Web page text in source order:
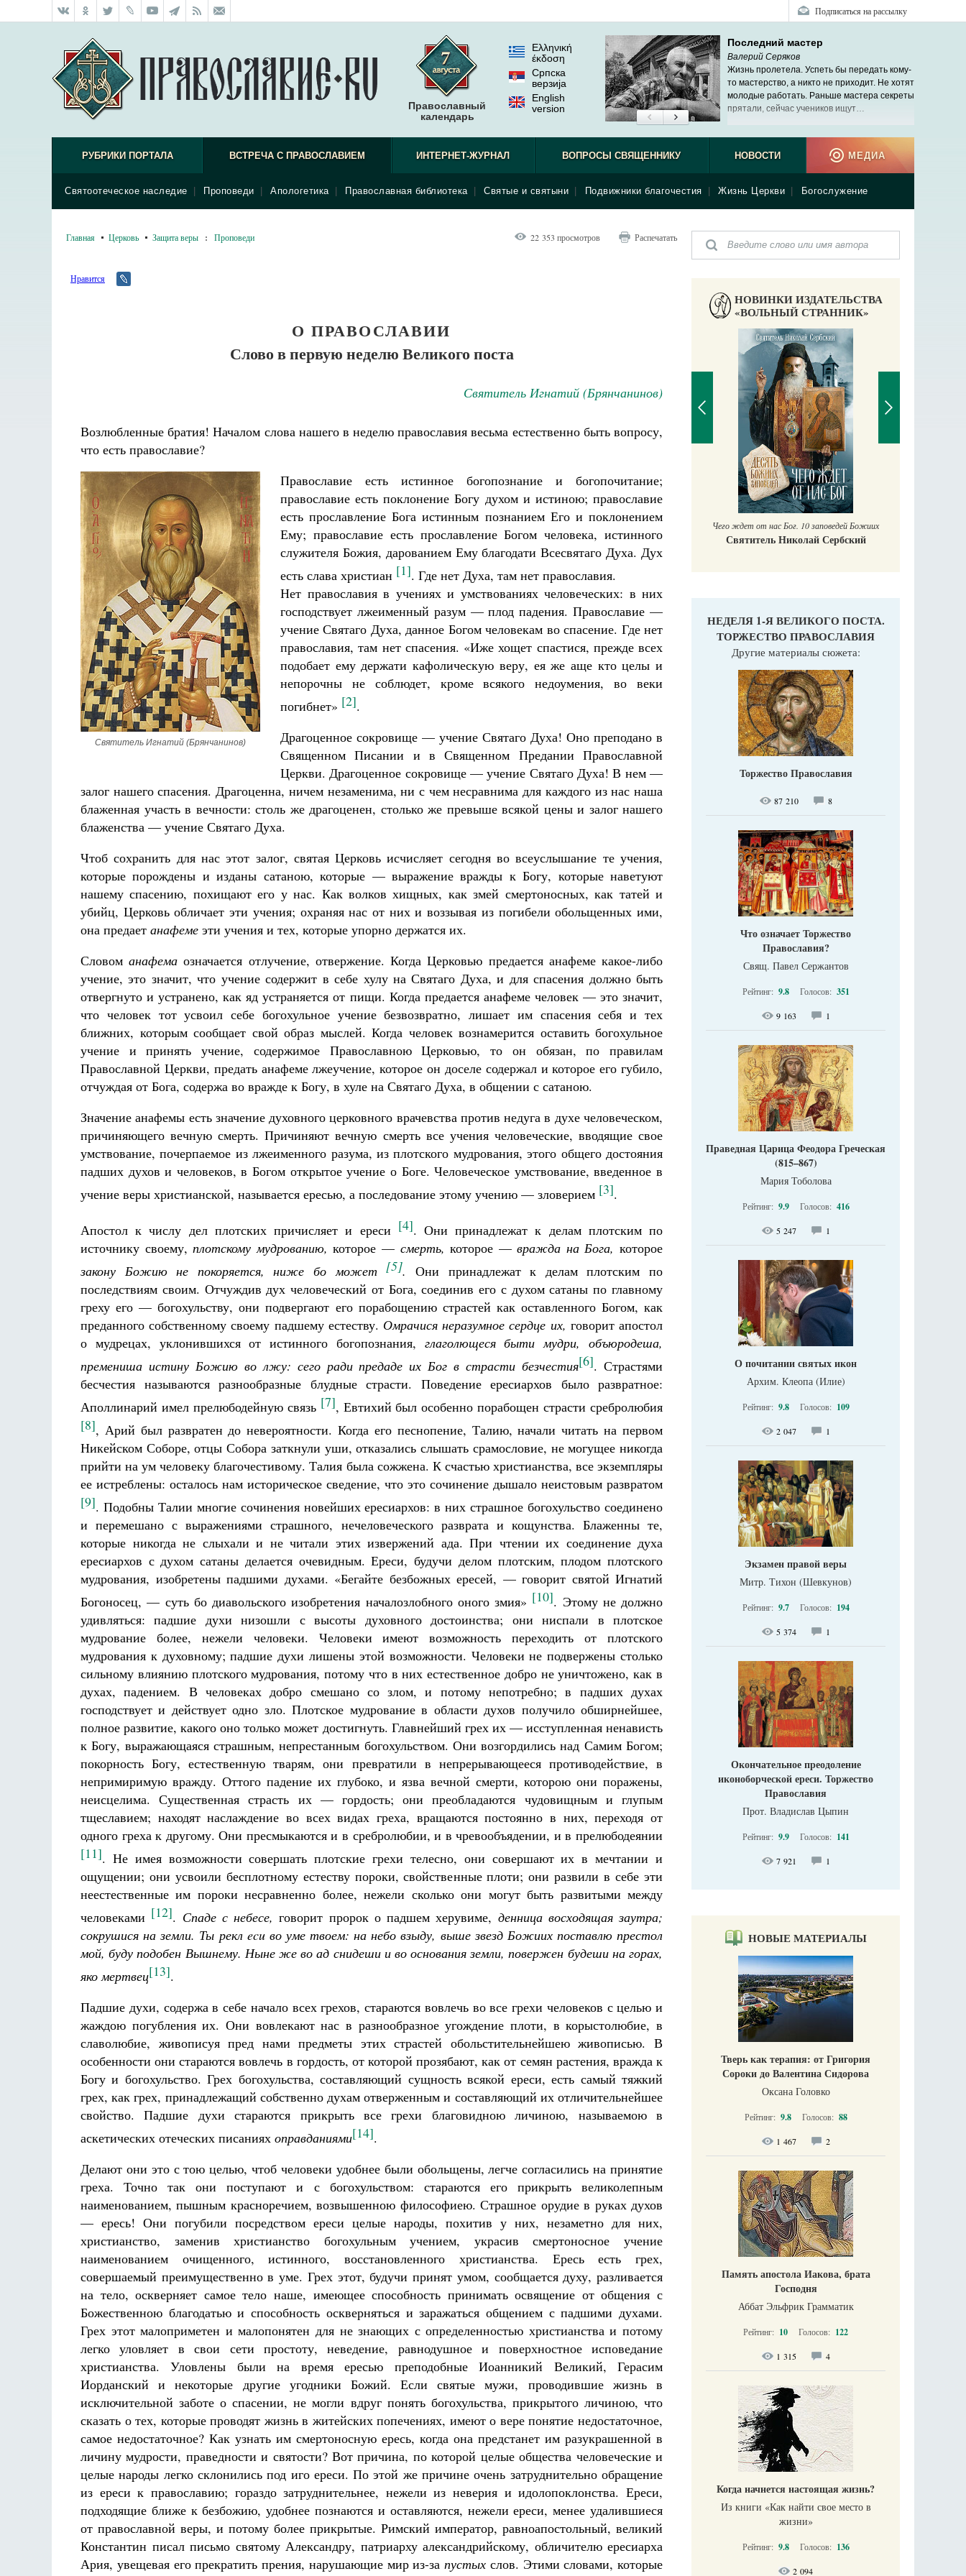
Подписаться на рассылку
Православный
календарь
Ελληνική
έκδοση
Српска
верзиjа
English
version
Последний мастер
Валерий Серяков
Жизнь пролетела. Успеть бы передать кому-
то мастерство, а никто не приходит. Не хотят
молодые работать. Раньше мастера секреты
прятали, сейчас учеников ищут…
РУБРИКИ ПОРТАЛА ВСТРЕЧА С ПРАВОСЛАВИЕМ
Святоотеческое наследие Проповеди Апологетика Православная библиотека Святые и святыни Подвижники благочестия Жизнь Церкви Богослужение
ИНТЕРНЕТ-ЖУРНАЛ ВОПРОСЫ СВЯЩЕННИКУ НОВОСТИ МЕДИА
Главная Церковь Защита веры : Проповеди 22 353 просмотров Распечатать
Нравится
О ПРАВОСЛАВИИ
Слово в первую неделю Великого поста
Святитель Игнатий (Брянчанинов)
Возлюбленные братия! Началом слова нашего в неделю православия весьма естественно быть вопросу,
что есть православие?
Святитель Игнатий (Брянчанинов)
Православие есть истинное богопознание и богопочитание;
православие есть поклонение Богу духом и истиною; православие
есть прославление Бога истинным познанием Его и поклонением
Ему; православие есть прославление Богом человека, истинного
служителя Божия, дарованием Ему благодати Всесвятаго Духа. Дух
есть слава христиан [1]. Где нет Духа, там нет православия.
Нет православия в учениях и умствованиях человеческих: в них
господствует лжеименный разум — плод падения. Православие —
учение Святаго Духа, данное Богом человекам во спасение. Где нет
православия, там нет спасения. «Иже хощет спастися, прежде всех
подобает ему держати кафолическую веру, ея же аще кто целы и
непорочны не соблюдет, кроме всякого недоумения, во веки
погибнет» [2].
Драгоценное сокровище — учение Святаго Духа! Оно преподано в
Священном Писании и в Священном Предании Православной
Церкви. Драгоценное сокровище — учение Святаго Духа! В нем —
залог нашего спасения. Драгоценна, ничем незаменима, ни с чем несравнима для каждого из нас наша
блаженная участь в вечности: столь же драгоценен, столько же превыше всякой цены и залог нашего
блаженства — учение Святаго Духа.
Чтоб сохранить для нас этот залог, святая Церковь исчисляет сегодня во всеуслышание те учения,
которые порождены и изданы сатаною, которые — выражение вражды к Богу, которые наветуют
нашему спасению, похищают его у нас. Как волков хищных, как змей смертоносных, как татей и
убийц, Церковь обличает эти учения; охраняя нас от них и воззывая из погибели обольщенных ими,
она предает анафеме эти учения и тех, которые упорно держатся их.
Словоманафема означается отлучение, отвержение. Когда Церковью предается анафеме какое-либо
учение, это значит, что учение содержит в себе хулу на Святаго Духа, и для спасения должно быть
отвергнуто и устранено, как яд устраняется от пищи. Когда предается анафеме человек — это значит,
что человек тот усвоил себе богохульное учение безвозвратно, лишает им спасения себя и тех
ближних, которым сообщает свой образ мыслей. Когда человек вознамерится оставить богохульное
учение и принять учение, содержимое Православною Церковью, то он обязан, по правилам
Православной Церкви, предать анафеме лжеучение, которое он доселе содержал и которое его губило,
отчуждая от Бога, содержа во вражде к Богу, в хуле на Святаго Духа, в общении с сатаною.
Значение анафемы есть значение духовного церковного врачевства против недуга в духе человеческом,
причиняющего вечную смерть. Причиняют вечную смерть все учения человеческие, вводящие свое
умствование, почерпаемое из лжеименного разума, из плотского мудрования, этого общего достояния
падших духов и человеков, в Богом открытое учение о Боге. Человеческое умствование, введенное в
учение веры христианской, называется ересью, а последование этому учению — зловерием [3].
Апостол к числу дел плотских причисляет и ереси [4]. Они принадлежат к делам плотским по
источнику своему,плотскому мудрованию, которое — смерть, которое —вражда на Бога, которое
закону Божию не покоряется, ниже бо может[5]. Они принадлежат к делам плотским по
последствиям своим. Отчуждив дух человеческий от Бога, соединив его с духом сатаны по главному
греху его — богохульству, они подвергают его порабощению страстей как оставленного Богом, как
преданного собственному своему падшему естеству. Омрачися неразумное сердце их, говорит апостол
о мудрецах, уклонившихся от истинного богопознания, глаголющеся быти мудри, объюродеша,
премениша истину Божию во лжу: сего ради предаде их Бог в страсти безчестия[6]. Страстями
бесчестия называются разнообразные блудные страсти. Поведение ересиархов было развратное:
Аполлинарий имел прелюбодейную связь [7], Евтихий был особенно порабощен страсти сребролюбия
[8], Арий был развратен до невероятности. Когда его песнопение, Талию, начали читать на первом
Никейском Соборе, отцы Собора заткнули уши, отказались слышать срамословие, не могущее никогда
прийти на ум человеку благочестивому. Талия была сожжена. К счастью христианства, все экземпляры
ее истреблены: осталось нам историческое сведение, что это сочинение дышало неистовым развратом
[9]. Подобны Талии многие сочинения новейших ересиархов: в них страшное богохульство соединено
и перемешано с выражениями страшного, нечеловеческого разврата и кощунства. Блаженны те,
которые никогда не слыхали и не читали этих извержений ада. При чтении их соединение духа
ересиархов с духом сатаны делается очевидным. Ереси, будучи делом плотским, плодом плотского
мудрования, изобретены падшими духами. «Бегайте безбожных ересей, — говорит святой Игнатий
Богоносец, — суть бо диавольского изобретения началозлобного оного змия» [10]. Этому не должно
удивляться: падшие духи низошли с высоты духовного достоинства; они ниспали в плотское
мудрование более, нежели человеки. Человеки имеют возможность переходить от плотского
мудрования к духовному; падшие духи лишены этой возможности. Человеки не подвержены столько
сильному влиянию плотского мудрования, потому что в них естественное добро не уничтожено, как в
духах, падением. В человеках добро смешано со злом, и потому непотребно; в падших духах
господствует и действует одно зло. Плотское мудрование в области духов получило обширнейшее,
полное развитие, какого оно только может достигнуть. Главнейший грех их — исступленная ненависть
к Богу, выражающаяся страшным, непрестанным богохульством. Они возгордились над Самим Богом;
покорность Богу, естественную тварям, они превратили в непрерывающееся противодействие, в
непримиримую вражду. Оттого падение их глубоко, и язва вечной смерти, которою они поражены,
неисцелима. Существенная страсть их — гордость; они преобладаются чудовищным и глупым
тщеславием; находят наслаждение во всех видах греха, вращаются постоянно в них, переходя от
одного греха к другому. Они пресмыкаются и в сребролюбии, и в чревообъядении, и в прелюбодеянии
[11]. Не имея возможности совершать плотские грехи телесно, они совершают их в мечтании и
ощущении; они усвоили бесплотному естеству пороки, свойственные плоти; они развили в себе эти
неестественные им пороки несравненно более, нежели сколько они могут быть развитыми между
человеками [12]. Спаде с небесе, говорит пророк о падшем херувиме, денница восходящая заутра;
сокрушися на земли. Ты рекл ecu во уме твоем: на небо взыду, выше звезд Божиих поставлю престол
мой, буду подобен Вышнему. Ныне же во ад снидеши и во основания земли, повержен будеши на горах,
яко мертвец[13].
Падшие духи, содержа в себе начало всех грехов, стараются вовлечь во все грехи человеков с целью и
жаждою погубления их. Они вовлекают нас в разнообразное угождение плоти, в корыстолюбие, в
славолюбие, живописуя пред нами предметы этих страстей обольстительнейшею живописью. В
особенности они стараются вовлечь в гордость, от которой прозябают, как от семян растения, вражда к
Богу и богохульство. Грех богохульства, составляющий сущность всякой ереси, есть самый тяжкий
грех, как грех, принадлежащий собственно духам отверженным и составляющий их отличительнейшее
свойство. Падшие духи стараются прикрыть все грехи благовидною личиною, называемою в
аскетических отеческих писаниях оправданиями[14].
Делают они это с тою целью, чтоб человеки удобнее были обольщены, легче согласились на принятие
греха. Точно так они поступают и с богохульством: стараются его прикрыть великолепным
наименованием, пышным красноречием, возвышенною философиею. Страшное орудие в руках духов
— ересь! Они погубили посредством ереси целые народы, похитив у них, незаметно для них,
христианство, заменив христианство богохульным учением, украсив смертоносное учение
наименованием очищенного, истинного, восстановленного христианства. Ересь есть грех,
совершаемый преимущественно в уме. Грех этот, будучи принят умом, сообщается духу, разливается
на тело, оскверняет самое тело наше, имеющее способность принимать освящение от общения с
Божественною благодатью и способность оскверняться и заражаться общением с падшими духами.
Грех этот малоприметен и малопонятен для не знающих с определенностью христианства и потому
легко уловляет в свои сети простоту, неведение, равнодушное и поверхностное исповедание
христианства. Уловлены были на время ересью преподобные Иоанникий Великий, Герасим
Иорданский и некоторые другие угодники Божий. Если святые мужи, проводившие жизнь в
исключительной заботе о спасении, не могли вдруг понять богохульства, прикрытого личиною, что
сказать о тех, которые проводят жизнь в житейских попечениях, имеют о вере понятие недостаточное,
самое недостаточное? Как узнать им смертоносную ересь, когда она предстанет им разукрашенной в
личину мудрости, праведности и святости? Вот причина, по которой целые общества человеческие и
целые народы легко склонились под иго ереси. По этой же причине очень затруднительно обращение
из ереси к православию; гораздо затруднительнее, нежели из неверия и идолопоклонства. Ереси,
подходящие ближе к безбожию, удобнее познаются и оставляются, нежели ереси, менее удалившиеся
от православной веры, и потому более прикрытые. Римский император, равноапостольный, великий
Константин писал письмо святому Александру, патриарху александрийскому, обличителю ересиарха
Ария, увещевая его прекратить прения, нарушающие мир из-за пустых слов. Этими словами, которые
НОВИНКИ ИЗДАТЕЛЬСТВА
«ВОЛЬНЫЙ СТРАННИК»
Разлуки не будет
Фредерика де Грааф
Кирилл Мурышев
Великомученик Георгий Победоносец. Научись у
святого
Роман Котов Чего ждет от нас Бог. 10 заповедей Божиих
Святитель Николай Сербский
НЕДЕЛЯ 1-Я ВЕЛИКОГО ПОСТА.
ТОРЖЕСТВО ПРАВОСЛАВИЯ
Другие материалы сюжета:
Торжество Православия
87 210 8
Что означает Торжество
Православия?
Свящ. Павел Сержантов
Рейтинг: 9.8 Голосов: 351
9 163 1
Праведная Царица Феодора Греческая
(815–867)
Мария Тоболова
Рейтинг: 9.9 Голосов: 416
5 247 1
О почитании святых икон
Архим. Клеопа (Илие)
Рейтинг: 9.8 Голосов: 109
2 047 1
Экзамен правой веры
Митр. Тихон (Шевкунов)
Рейтинг: 9.7 Голосов: 194
5 374 1
Окончательное преодоление
иконоборческой ереси. Торжество
Православия
Прот. Владислав Цыпин
Рейтинг: 9.9 Голосов: 141
7 921 1
НОВЫЕ МАТЕРИАЛЫ
Тверь как терапия: от Григория
Сороки до Валентина Сидорова
Оксана Головко
Рейтинг: 9.8 Голосов: 88
1 467 2
Память апостола Иакова, брата
Господня
Аббат Эльфрик Грамматик
Рейтинг: 10 Голосов: 122
1 315 4
Когда начнется настоящая жизнь?
Из книги «Как найти свое место в
жизни​»
Рейтинг: 9.8 Голосов: 136
2 094